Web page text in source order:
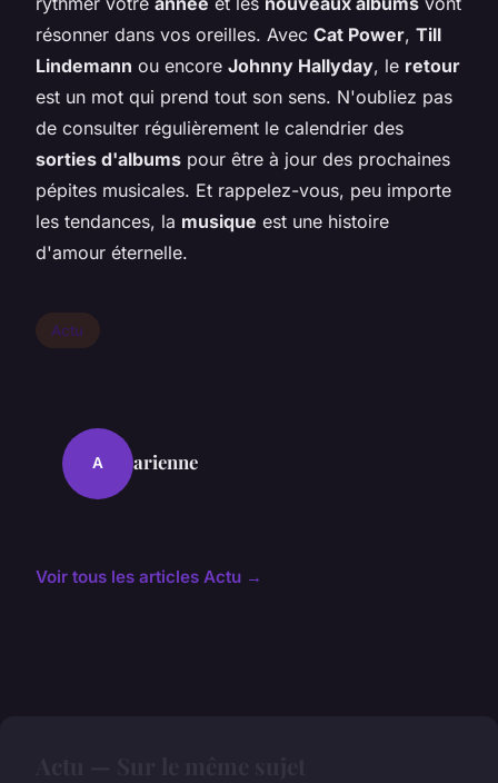
résonner dans vos oreilles. Avec Cat Power, Till
Lindemann ou encore Johnny Hallyday, le retour
est un mot qui prend tout son sens. N'oubliez pas
de consulter régulièrement le calendrier des
sorties d'albums pour être à jour des prochaines
pépites musicales. Et rappelez-vous, peu importe
les tendances, la musique est une histoire
d'amour éternelle.
Actu
A arienne
Voir tous les articles Actu →